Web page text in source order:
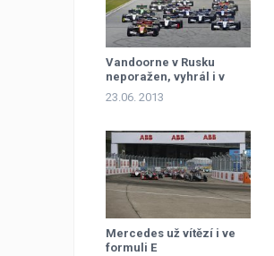
Vandoorne v Rusku
neporažen, vyhrál i v
neděli
23.06. 2013
Mercedes už vítězí i ve
formuli E